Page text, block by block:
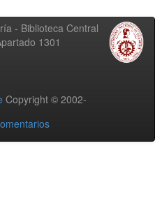
- Biblioteca Central
1301
Copyright © 2002-